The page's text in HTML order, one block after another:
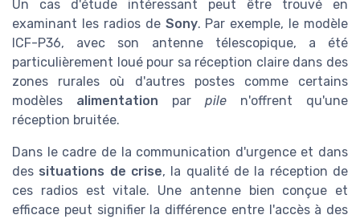
Un cas d'étude intéressant peut être trouvé en
examinant les radios de Sony. Par exemple, le modèle
ICF-P36, avec son antenne télescopique, a été
particulièrement loué pour sa réception claire dans des
zones rurales où d'autres postes comme certains
modèles alimentation par pile n'offrent qu'une
réception bruitée.
Dans le cadre de la communication d'urgence et dans
des situations de crise, la qualité de la réception de
ces radios est vitale. Une antenne bien conçue et
efficace peut signifier la différence entre l'accès à des